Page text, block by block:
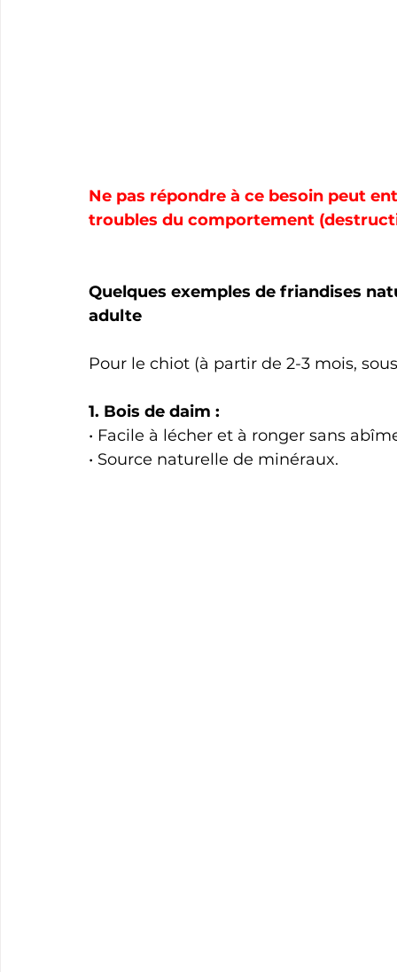
Ne pas répondre à ce besoin peut
troubles du comportement
Quelques exemples de friandises
adulte
Pour le chiot (à partir de 2-3 mois,
1. Bois de daim :
• Facile à lécher et à ronger sans
• Source naturelle de minéraux.